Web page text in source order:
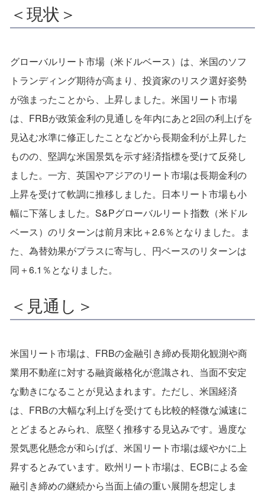
＜現状＞
グローバルリート市場（米ドルベース）は、米国のソフ
トランディング期待が高まり、投資家のリスク選好姿勢
が強まったことから、上昇しました。米国リート市場
は、FRBが政策金利の見通しを年内にあと2回の利上げを
見込む水準に修正したことなどから長期金利が上昇した
ものの、堅調な米国景気を示す経済指標を受けて反発し
ました。一方、英国やアジアのリート市場は長期金利の
上昇を受けて軟調に推移しました。日本リート市場も小
幅に下落しました。S&Pグローバルリート指数（米ドル
ベース）のリターンは前月末比＋2.6％となりました。ま
た、為替効果がプラスに寄与し、円ベースのリターンは
同＋6.1％となりました。
＜見通し＞
米国リート市場は、FRBの金融引き締め長期化観測や商
業用不動産に対する融資厳格化が意識され、当面不安定
な動きになることが見込まれます。ただし、米国経済
は、FRBの大幅な利上げを受けても比較的軽微な減速に
とどまるとみられ、底堅く推移する見込みです。過度な
景気悪化懸念が和らげば、米国リート市場は緩やかに上
昇するとみています。欧州リート市場は、ECBによる金
融引き締めの継続から当面上値の重い展開を想定しま